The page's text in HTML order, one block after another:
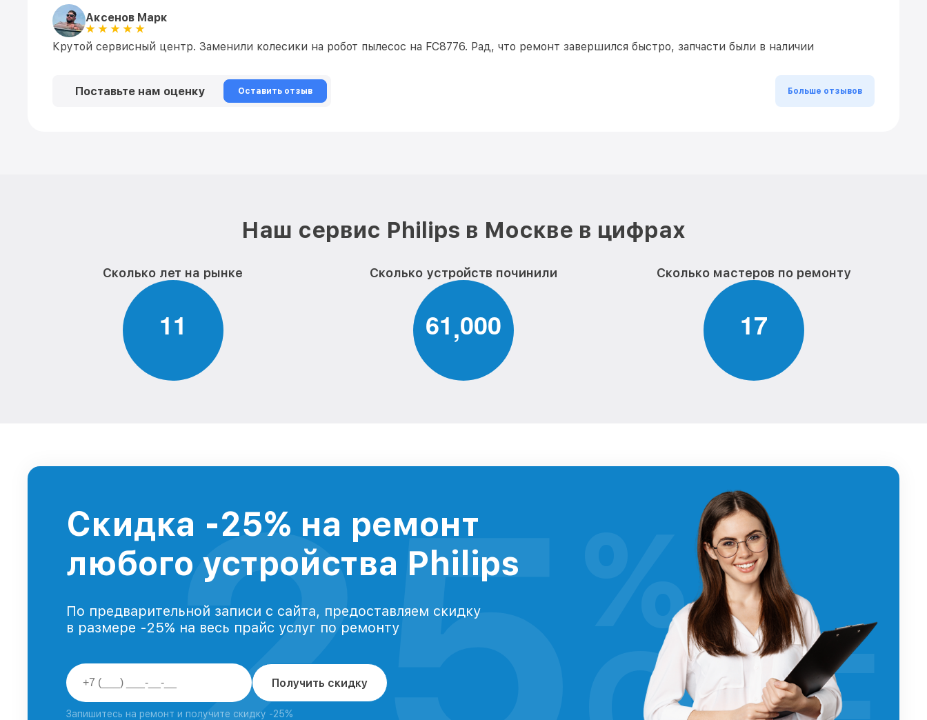
Аксенов Марк
Крутой сервисный центр. Заменили колесики на робот пылесос на FC8776. Рад, что ремонт завершился быстро, запчасти были в наличии
Поставьте нам оценку Оставить отзыв Больше отзывов
Наш сервис Philips в Москве в цифрах
Сколько лет на рынке
11
Сколько устройств починили
61,000
Сколько мастеров по ремонту
17
Скидка -25% на ремонт
любого устройства Philips
По предварительной записи с сайта, предоставляем скидку
в размере -25% на весь прайс услуг по ремонту
Получить скидку
Запишитесь на ремонт и получите скидку -25%
%